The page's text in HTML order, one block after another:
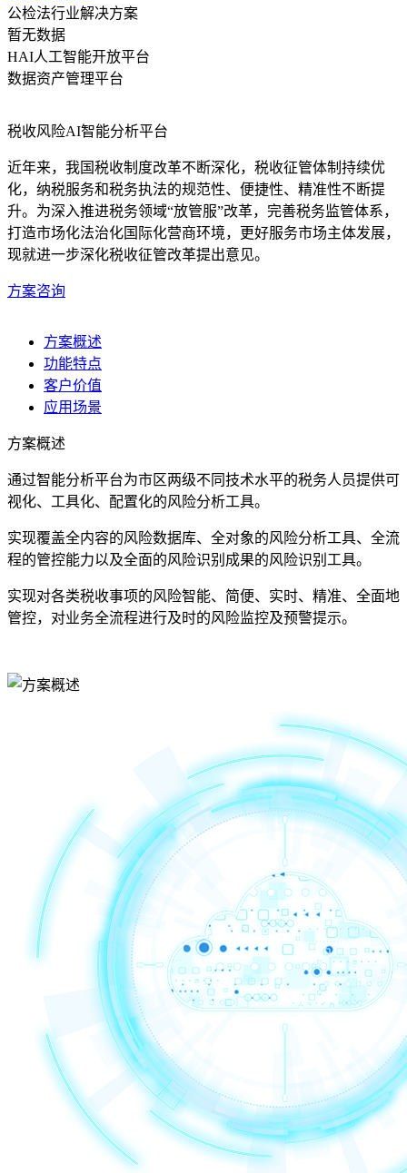
公检法行业解决方案
暂无数据
HAI人工智能开放平台
数据资产管理平台
税收风险AI智能分析平台
近年来，我国税收制度改革不断深化，税收征管体制持续优
化，纳税服务和税务执法的规范性、便捷性、精准性不断提
升。为深入推进税务领域“放管服”改革，完善税务监管体系，
打造市场化法治化国际化营商环境，更好服务市场主体发展，
现就进一步深化税收征管改革提出意见。
方案咨询
方案概述
功能特点
客户价值
应用场景
方案概述
通过智能分析平台为市区两级不同技术水平的税务人员提供可
视化、工具化、配置化的风险分析工具。
实现覆盖全内容的风险数据库、全对象的风险分析工具、全流
程的管控能力以及全面的风险识别成果的风险识别工具。
实现对各类税收事项的风险智能、简便、实时、精准、全面地
管控，对业务全流程进行及时的风险监控及预警提示。